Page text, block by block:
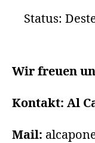
Status:
Wir freuen
Kontakt: Al
Mail: